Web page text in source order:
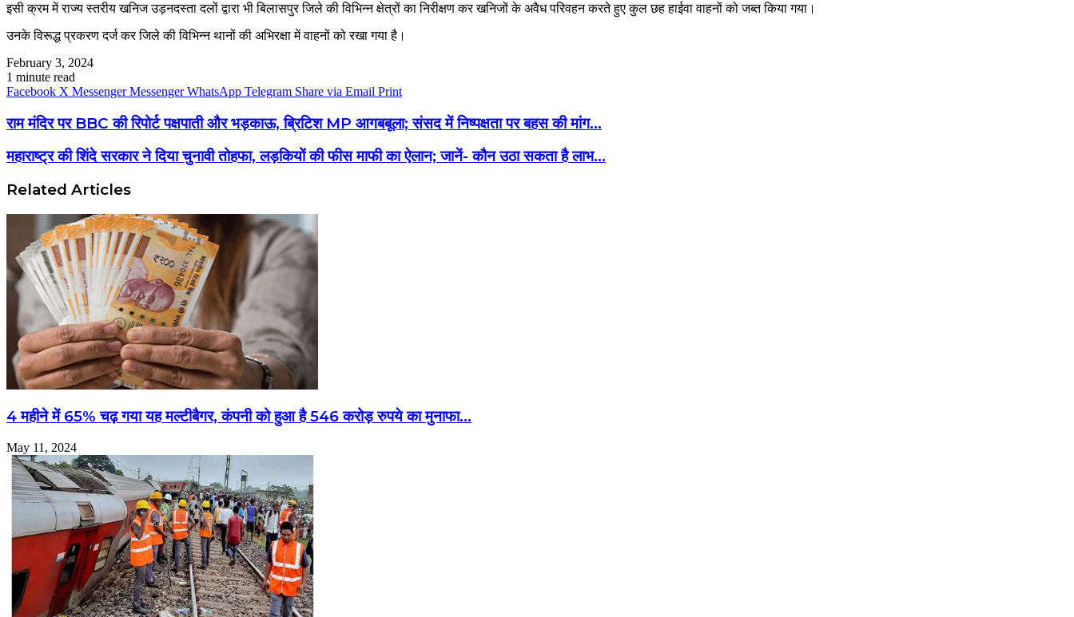
इसी क्रम में राज्य स्तरीय खनिज उड़नदस्ता दलों द्वारा भी बिलासपुर जिले की विभिन्न क्षेत्रों का निरीक्षण कर खनिजों के अवैध परिवहन करते हुए कुल छह हाईवा वाहनों को जब्त किया गया।
उनके विरूद्ध प्रकरण दर्ज कर जिले की विभिन्न थानों की अभिरक्षा में वाहनों को रखा गया है।
February 3, 2024
1 minute read
Facebook X Messenger Messenger WhatsApp Telegram Share via Email Print
राम मंदिर पर BBC की रिपोर्ट पक्षपाती और भड़काऊ, ब्रिटिश MP आगबबूला; संसद में निष्पक्षता पर बहस की मांग...
महाराष्ट्र की शिंदे सरकार ने दिया चुनावी तोहफा, लड़कियों की फीस माफी का ऐलान; जानें- कौन उठा सकता है लाभ...
Related Articles
4 महीने में 65% चढ़ गया यह मल्टीबैगर, कंपनी को हुआ है 546 करोड़ रुपये का मुनाफा…
May 11, 2024